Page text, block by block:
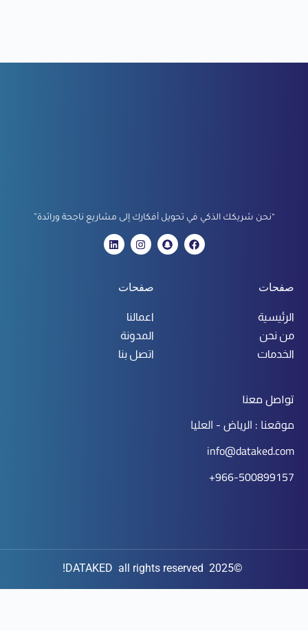
“نحن شريكك الذكي في تحويل أفكارك إلى مشاريع ناجحة ورائدة”
صفحات
الرئيسية
من نحن
الخدمات
صفحات
اعمالنا
المدونة
اتصل بنا
تواصل معنا
موقعنا : الرياض - العليا
info@dataked.com
966-500899157+
©2025 DATAKED all rights reserved!